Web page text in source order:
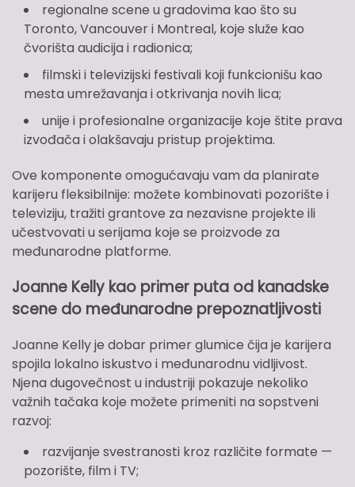
regionalne scene u gradovima kao što su
Toronto, Vancouver i Montreal, koje služe kao
čvorišta audicija i radionica;
filmski i televizijski festivali koji funkcionišu kao
mesta umrežavanja i otkrivanja novih lica;
unije i profesionalne organizacije koje štite prava
izvođača i olakšavaju pristup projektima.
Ove komponente omogućavaju vam da planirate
karijeru fleksibilnije: možete kombinovati pozorište i
televiziju, tražiti grantove za nezavisne projekte ili
učestvovati u serijama koje se proizvode za
međunarodne platforme.
Joanne Kelly kao primer puta od kanadske
scene do međunarodne prepoznatljivosti
Joanne Kelly je dobar primer glumice čija je karijera
spojila lokalno iskustvo i međunarodnu vidljivost.
Njena dugovečnost u industriji pokazuje nekoliko
važnih tačaka koje možete primeniti na sopstveni
razvoj:
razvijanje svestranosti kroz različite formate —
pozorište, film i TV;